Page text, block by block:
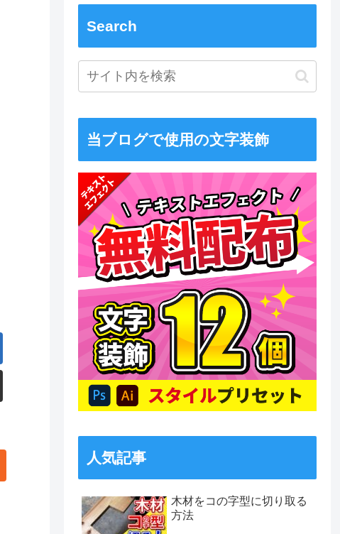
Search
当ブログで使用の文字装飾
人気記事
木材をコの字型に切り取る
方法